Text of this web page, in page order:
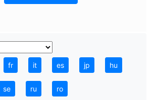
fr it es jp hu
se ru ro